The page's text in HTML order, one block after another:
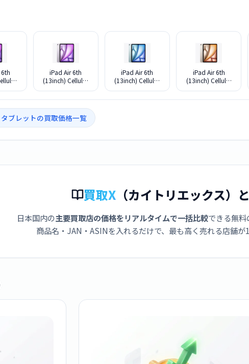
iPad Air 6th
(13inch) Cellular
iPad Air 6th
(13inch) Cellular
iPad Air 6th
(13inch) Cellular
タブレットの買取価格一覧
買取X （カイトリエックス）
日本国内の主要買取店の価格をリアルタイムで一括比較できる無料
商品名・JAN・ASINを入れるだけで、最も高く売れる店舗が1